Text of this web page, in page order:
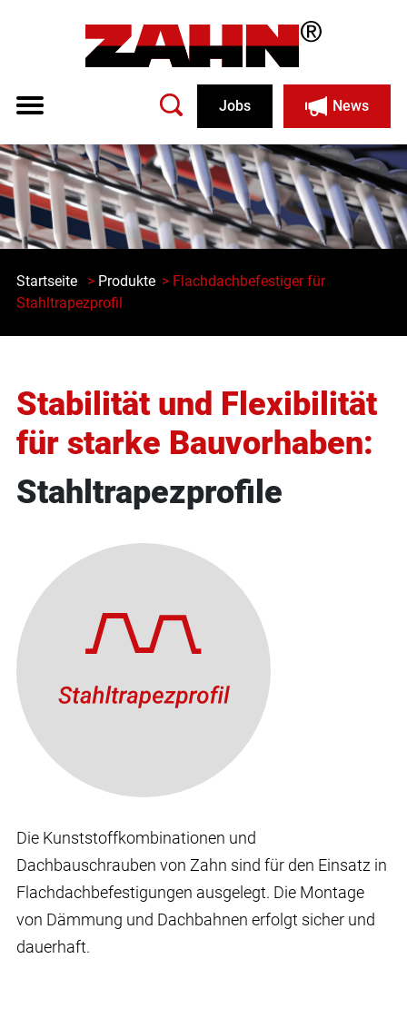
Jobs News
Startseite > Produkte > Flachdachbefestiger für
Stahltrapezprofil
Stabilität und Flexibilität
für starke Bauvorhaben:
Stahltrapezprofile
Die Kunststoffkombinationen und
Dachbauschrauben von Zahn sind für den Einsatz in
Flachdachbefestigungen ausgelegt. Die Montage
von Dämmung und Dachbahnen erfolgt sicher und
dauerhaft.